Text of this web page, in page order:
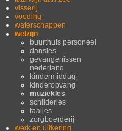
visserij
voeding
waterschappen
welzijn
buurthuis personeel
dansles
gevangenissen
nederland
kindermiddag
kinderopvang
muziekles
schilderles
taalles
zorgboerderij
werk en uitkering